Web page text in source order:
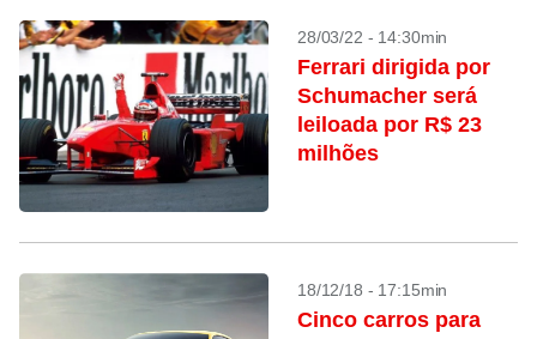
28/03/22 - 14:30min
Ferrari dirigida por
Schumacher será
leiloada por R$ 23
milhões
18/12/18 - 17:15min
Cinco carros para